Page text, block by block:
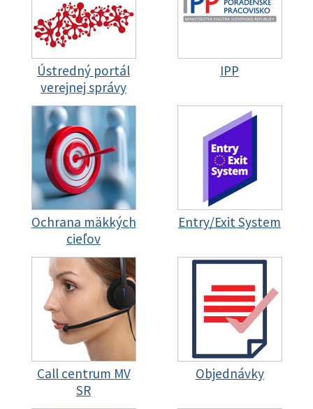
Ústredný portál
verejnej správy
IPP
Ochrana mäkkých
cieľov
Entry/Exit System
Call centrum MV
SR
Objednávky